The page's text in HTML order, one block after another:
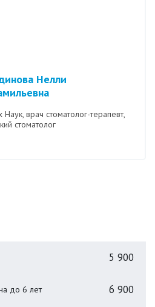
Нелли
врач стоматолог-терапевт,
стоматолог
5 900
до 6 лет 6 900